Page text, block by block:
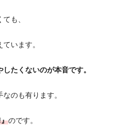
も、
います。
たくないのが本音です。
のも有ります。
のです。